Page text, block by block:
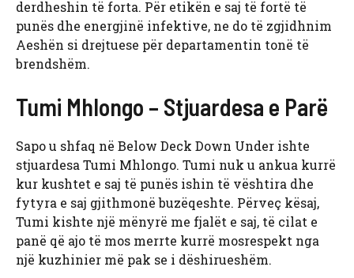
derdheshin të forta. Për etikën e saj të fortë të
punës dhe energjinë infektive, ne do të zgjidhnim
Aeshën si drejtuese për departamentin tonë të
brendshëm.
Tumi Mhlongo – Stjuardesa e Parë
Sapo u shfaq në Below Deck Down Under ishte
stjuardesa Tumi Mhlongo. Tumi nuk u ankua kurrë
kur kushtet e saj të punës ishin të vështira dhe
fytyra e saj gjithmonë buzëqeshte. Përveç kësaj,
Tumi kishte një mënyrë me fjalët e saj, të cilat e
panë që ajo të mos merrte kurrë mosrespekt nga
një kuzhinier më pak se i dëshirueshëm.